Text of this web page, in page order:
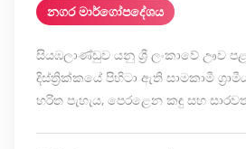
නගර මාර්ගෝපදේශය
සියඹලාණ්ඩුව යනු ශ්‍රී ලංකාවේ ඌව
දිස්ත්‍රික්කයේ පිහිටා ඇති සාමකාමී
හරිත පැහැය, පෙරළෙන කඳු සහ සාරවත්